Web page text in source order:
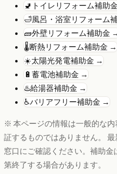
🚽 トイレリフォーム補助
🛁風呂・浴室リフォーム
🧱外壁リフォーム補助金
🌡️断熱リフォーム補助金 →
☀️太陽光発電補助金 →
🔋 蓄電池補助金 →
♨️給湯器補助金 →
♿バリアフリー補助金 →
※ 本ページの情報は一般的な
証するものではありません。
窓口にご確認ください。補助
第終了する場合があります。